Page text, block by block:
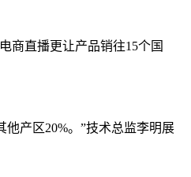
商直播更让产品销往15个国
产区20%。”技术总监李明展